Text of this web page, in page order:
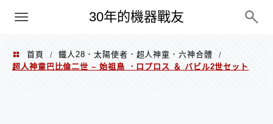
30年的機器戰友
PC
首頁 / 鐵人28．太陽使者．超人神童．六神合體
/
超人神童巴比倫二世 – 始祖鳥 ．ロプロス ＆ バビル2世セット